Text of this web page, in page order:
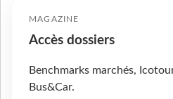
MAGAZINE
Accès dossiers
Benchmarks marchés,
Bus&Car.